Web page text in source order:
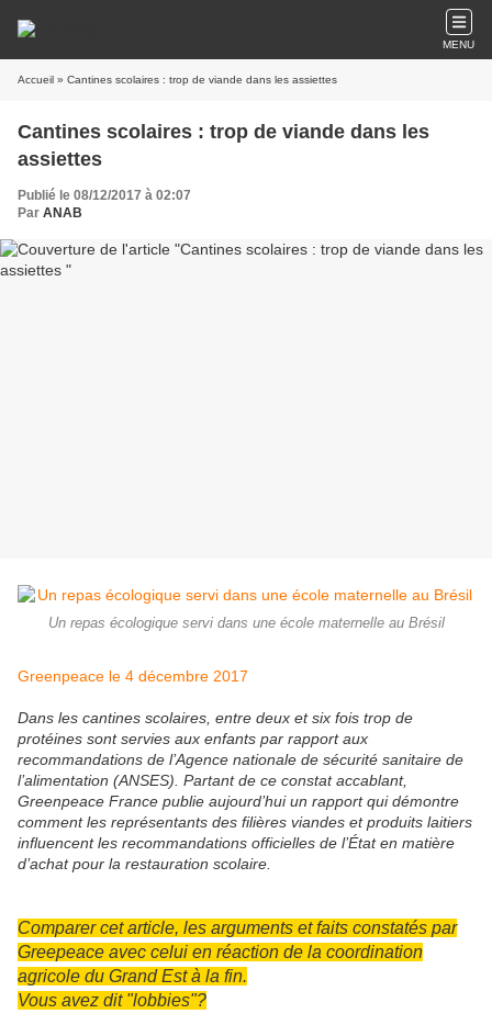
MENU
Accueil » Cantines scolaires : trop de viande dans les assiettes
Cantines scolaires : trop de viande dans les
assiettes
Publié le 08/12/2017 à 02:07
Par ANAB
Un repas écologique servi dans une école maternelle au Brésil
Greenpeace le 4 décembre 2017
Dans les cantines scolaires, entre deux et six fois trop de
protéines sont servies aux enfants par rapport aux
recommandations de l’Agence nationale de sécurité sanitaire de
l’alimentation (ANSES). Partant de ce constat accablant,
Greenpeace France publie aujourd’hui un rapport qui démontre
comment les représentants des filières viandes et produits laitiers
influencent les recommandations officielles de l’État en matière
d’achat pour la restauration scolaire.
Comparer cet article, les arguments et faits constatés par
Greepeace avec celui en réaction de la coordination
agricole du Grand Est à la fin.
Vous avez dit "lobbies"?